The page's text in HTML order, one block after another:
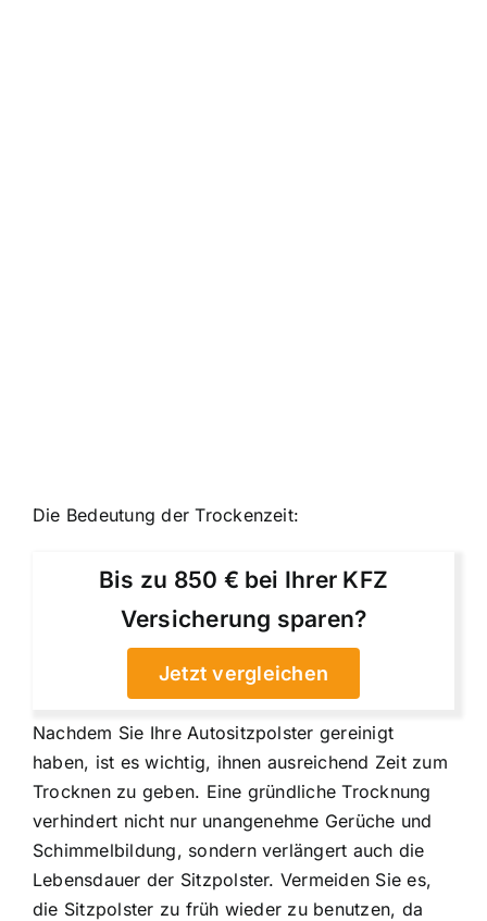
Die Bedeutung der Trockenzeit:
Bis zu 850 € bei Ihrer KFZ
Versicherung sparen?
Jetzt vergleichen
Nachdem Sie Ihre Autositzpolster gereinigt
haben, ist es wichtig, ihnen ausreichend Zeit zum
Trocknen zu geben. Eine gründliche Trocknung
verhindert nicht nur unangenehme Gerüche und
Schimmelbildung, sondern verlängert auch die
Lebensdauer der Sitzpolster. Vermeiden Sie es,
die Sitzpolster zu früh wieder zu benutzen, da